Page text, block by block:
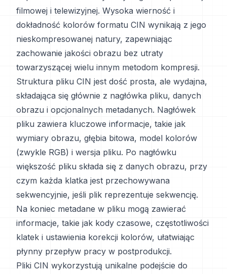
filmowej i telewizyjnej. Wysoka wierność i
dokładność kolorów formatu CIN wynikają z jego
nieskompresowanej natury, zapewniając
zachowanie jakości obrazu bez utraty
towarzyszącej wielu innym metodom kompresji.
Struktura pliku CIN jest dość prosta, ale wydajna,
składająca się głównie z nagłówka pliku, danych
obrazu i opcjonalnych metadanych. Nagłówek
pliku zawiera kluczowe informacje, takie jak
wymiary obrazu, głębia bitowa, model kolorów
(zwykle RGB) i wersja pliku. Po nagłówku
większość pliku składa się z danych obrazu, przy
czym każda klatka jest przechowywana
sekwencyjnie, jeśli plik reprezentuje sekwencję.
Na koniec metadane w pliku mogą zawierać
informacje, takie jak kody czasowe, częstotliwości
klatek i ustawienia korekcji kolorów, ułatwiając
płynny przepływ pracy w postprodukcji.
Pliki CIN wykorzystują unikalne podejście do